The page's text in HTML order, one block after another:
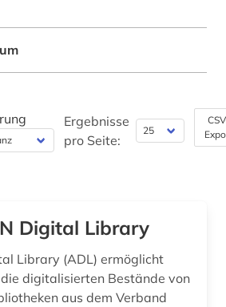
Museumswesen (2)
Ergebnisse
pro Seite:
Digital Library
Library (ADL) ermöglicht
digitalisierten Bestände von
aus dem Verband